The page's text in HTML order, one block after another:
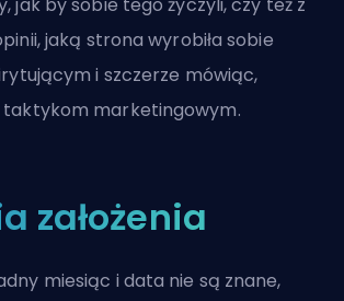
jaką strona wyrobiła sobie
i szczerze mówiąc,
marketingowym.
założenia
miesiąc i data nie są znane,